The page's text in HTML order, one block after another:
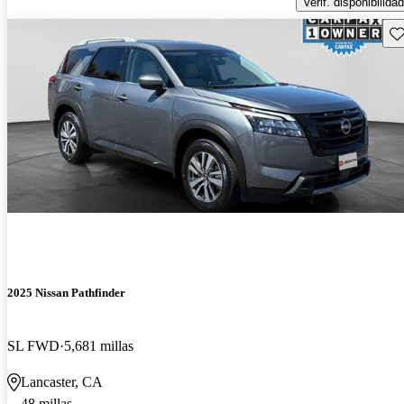
2025 Nissan Pathfinder
SL FWD 5,681 millas
Lancaster, CA